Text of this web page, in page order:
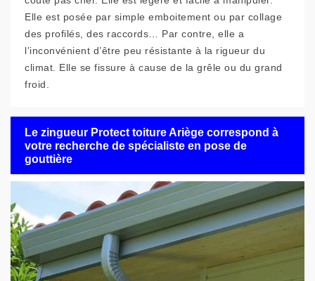
Elle est posée par simple emboitement ou par collage
des profilés, des raccords… Par contre, elle a
l’inconvénient d’être peu résistante à la rigueur du
climat. Elle se fissure à cause de la grêle ou du grand
froid.
Le zingueur Protect toiture Ariège correspond à
votre recherche de spécialiste en pose de
gouttière